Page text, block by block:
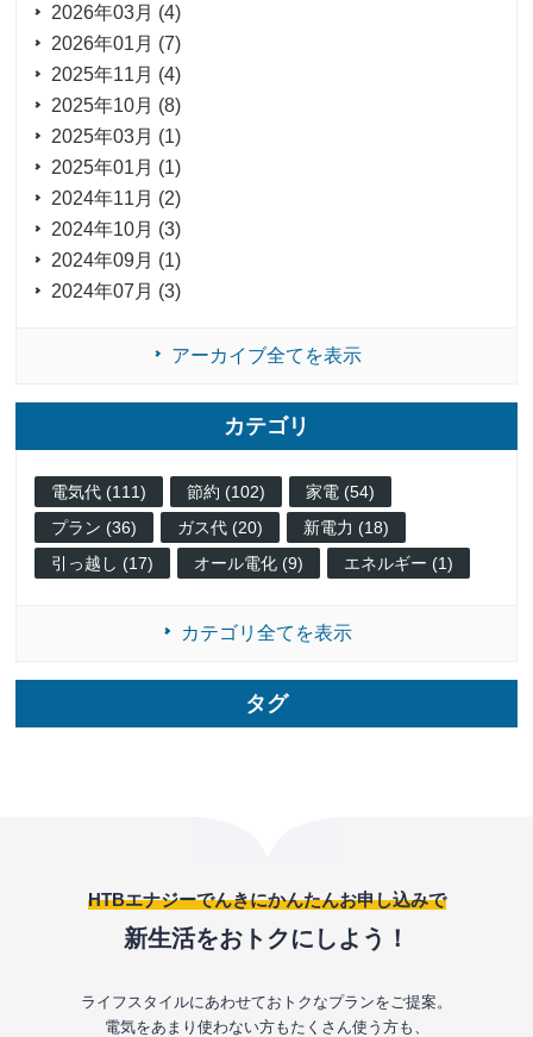
2026年03月 (4)
2026年01月 (7)
2025年11月 (4)
2025年10月 (8)
2025年03月 (1)
2025年01月 (1)
2024年11月 (2)
2024年10月 (3)
2024年09月 (1)
2024年07月 (3)
アーカイブ全てを表示
カテゴリ
電気代 (111) 節約 (102)
家電 (54)
プラン (36)
ガス代 (20)
新電力 (18)
引っ越し (17)
オール電化 (9) エネルギー (1)
カテゴリ全てを表示
タグ
HTBエナジーでんきにかんたんお申し込みで
新生活をおトクにしよう！
ライフスタイルにあわせておトクなプランをご提案。
電気をあまり使わない方もたくさん使う方も、